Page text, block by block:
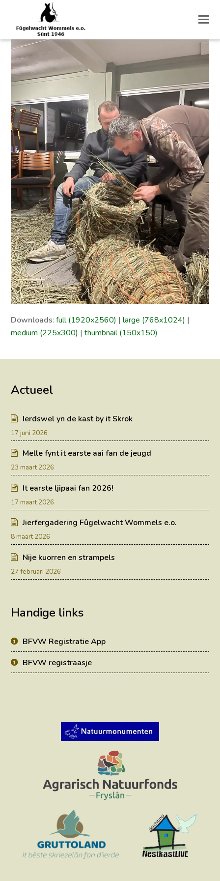
Downloads:full (1920x2560) |large (768x1024) |
medium (225x300) |thumbnail (150x150)
Actueel
Ierdswel yn de kast by it Skrok
17 juni 2026
Melle fynt it earste aai fan de jeugd
23 maart 2026
It earste ljipaai fan 2026!
17 maart 2026
Jierfergadering Fûgelwacht Wommels e.o.
8 maart 2026
Nije kuorren en strampels
27 februari 2026
Handige links
BFVW Registratie App
BFVW registraasje